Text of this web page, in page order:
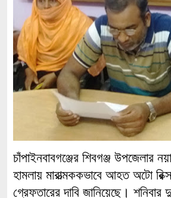
চাঁপাইনবাবগঞ্জের শিবগঞ্জ উপজেলার
হামলায় মারাত্মককভাবে আহত অটো
গ্রেফতারের দাবি জানিয়েছে। শনিবার